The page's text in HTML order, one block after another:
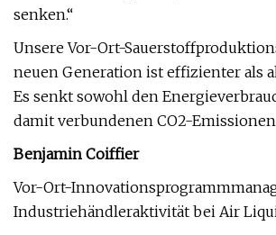
senken.“
Unsere Vor-Ort-
neuen Generation ist effizienter als
Es senkt sowohl den
damit verbundenen CO2-
Benjamin Coiffier
Vor-Ort-
Industriehändleraktivität bei Air